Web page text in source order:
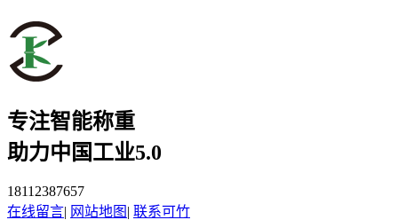
专注智能称重
助力中国工业5.0
18112387657
在线留言| 网站地图 | 联系可竹